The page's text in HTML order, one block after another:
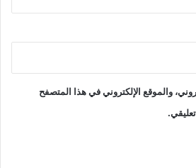
والموقع الإلكتروني في هذا المتصفح